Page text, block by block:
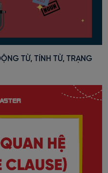
TỪ, TÍNH TỪ, TRẠNG